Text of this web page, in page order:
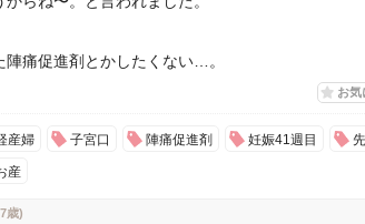
陣痛促進剤とかしたくない…。
お気
産婦 子宮口 陣痛促進剤 妊娠41週目
産
歳)